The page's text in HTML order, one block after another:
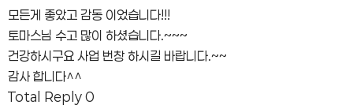
모든게 좋았고 감동 이었습니다!!!
토마스님 수고 많이 하셨습니다.~~~
건강하시구요 사업 번창 하시길 바랍니다.~~
감사 합니다^^
Total Reply 0